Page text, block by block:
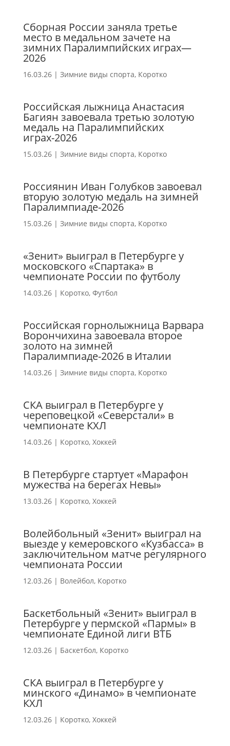
Сборная России заняла третье
место в медальном зачете на
зимних Паралимпийских играх—
2026
16.03.26| Зимние виды спорта, Коротко
Российская лыжница Анастасия
Багиян завоевала третью золотую
медаль на Паралимпийских
играх-2026
15.03.26| Зимние виды спорта, Коротко
Россиянин Иван Голубков завоевал
вторую золотую медаль на зимней
Паралимпиаде-2026
15.03.26| Зимние виды спорта, Коротко
«Зенит» выиграл в Петербурге у
московского «Спартака» в
чемпионате России по футболу
14.03.26| Коротко, Футбол
Российская горнолыжница Варвара
Ворончихина завоевала второе
золото на зимней
Паралимпиаде-2026 в Италии
14.03.26| Зимние виды спорта, Коротко
СКА выиграл в Петербурге у
череповецкой «Северстали» в
чемпионате КХЛ
14.03.26| Коротко, Хоккей
В Петербурге стартует «Марафон
мужества на берегах Невы»
13.03.26| Коротко, Хоккей
Волейбольный «Зенит» выиграл на
выезде у кемеровского «Кузбасса» в
заключительном матче регулярного
чемпионата России
12.03.26| Волейбол, Коротко
Баскетбольный «Зенит» выиграл в
Петербурге у пермской «Пармы» в
чемпионате Единой лиги ВТБ
12.03.26| Баскетбол, Коротко
СКА выиграл в Петербурге у
минского «Динамо» в чемпионате
КХЛ
12.03.26| Коротко, Хоккей